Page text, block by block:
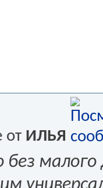
от ИЛЬЯ
малого